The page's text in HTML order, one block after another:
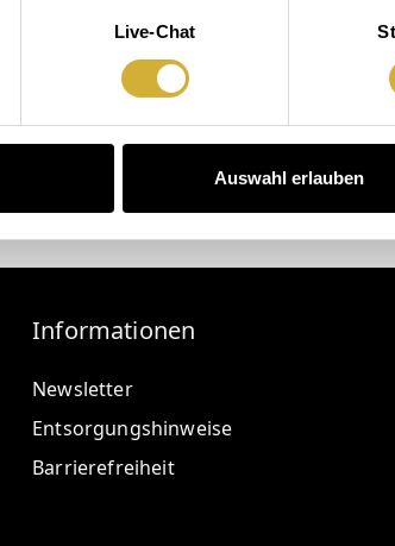
Live-Chat
Auswahl erlauben
Informationen
Newsletter
Entsorgungshinweise
Barrierefreiheit